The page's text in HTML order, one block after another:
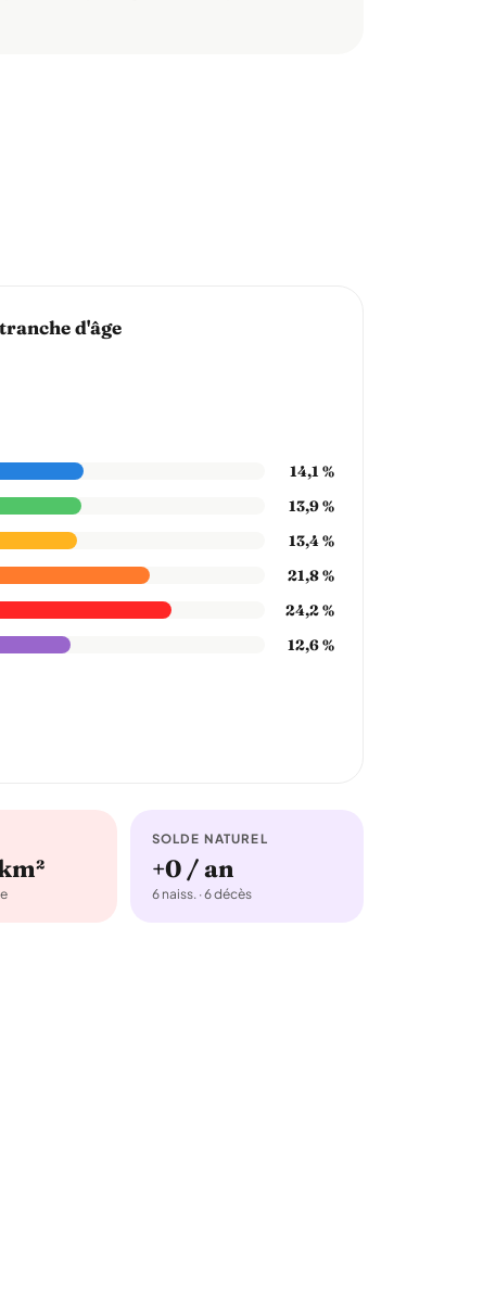
d'âge
14,1 %
13,9 %
13,4 %
21,8 %
24,2 %
12,6 %
SOLDE NATUREL
+0 / an
6 naiss. · 6 décès